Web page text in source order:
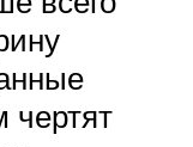
чертят